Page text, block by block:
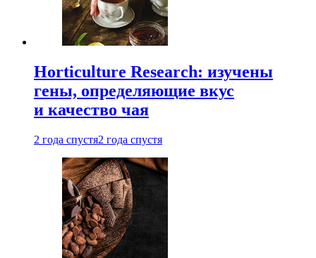
Horticulture Research: изучены
гены, определяющие вкус
и качество чая
2 года спустя2 года спустя